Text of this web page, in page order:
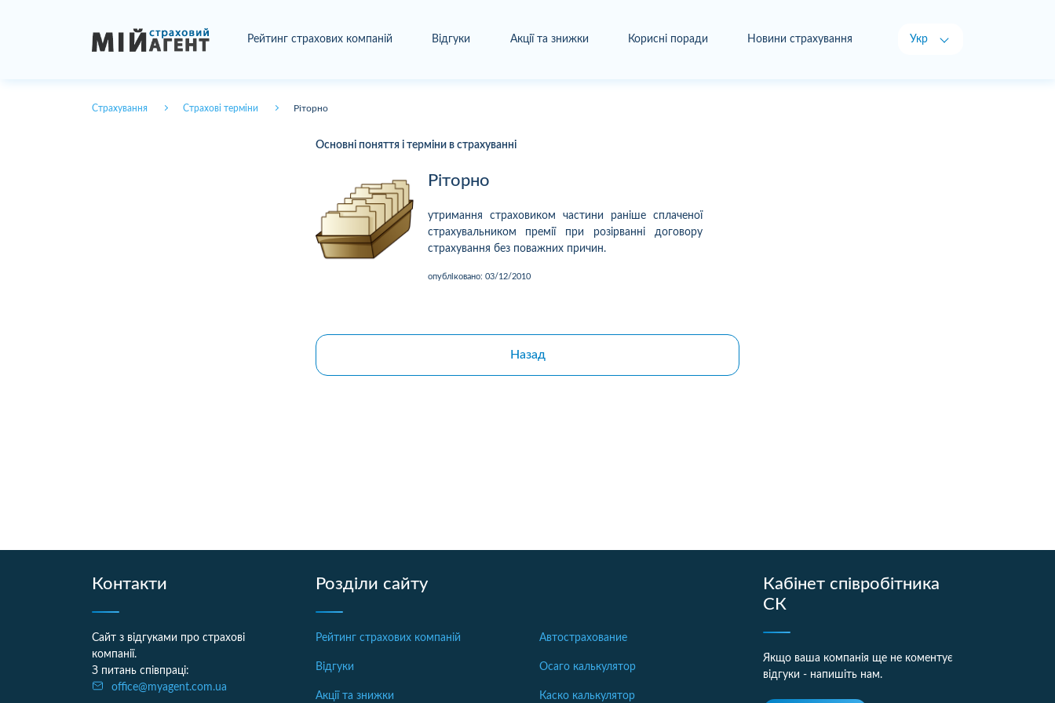
Рейтинг страхових компаній Відгуки Акції та знижки Корисні поради Новини страхування Укр
Страхування Страхові терміни Ріторно
Основні поняття і терміни в страхуванні
Ріторно
утримання страховиком частини раніше сплаченої
страхувальником премії при розірванні договору
страхування без поважних причин.
опубліковано: 03/12/2010
Назад
Контакти
Сайт з відгуками про страхові
компанії.
З питань співпраці:
office@myagent.com.ua
Розділи сайту
Рейтинг страхових компаній
Відгуки
Акції та знижки
Автострахование
Осаго калькулятор
Каско калькулятор
Кабінет співробітника
СК
Якщо ваша компанія ще не коментує
відгуки - напишіть нам.